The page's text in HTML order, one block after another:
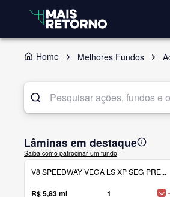
Home Melhores Fundos
Lâminas em destaque
Saiba como patrocinar um fundo
V8 SPEEDWAY VEGA LS XP SEG PRE...
R$ 5,83 mi 1 -